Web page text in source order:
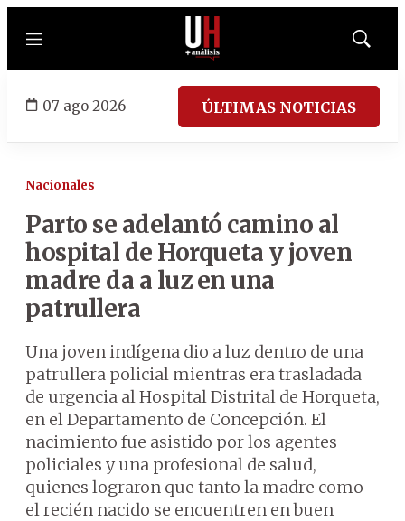
Menú
Mostrar
07 ago 2026 ÚLTIMAS NOTICIAS
Nacionales
Parto se adelantó camino al
hospital de Horqueta y joven
madre da a luz en una
patrullera
Una joven indígena dio a luz dentro de una
patrullera policial mientras era trasladada
de urgencia al Hospital Distrital de Horqueta,
en el Departamento de Concepción. El
nacimiento fue asistido por los agentes
policiales y una profesional de salud,
quienes lograron que tanto la madre como
el recién nacido se encuentren en buen